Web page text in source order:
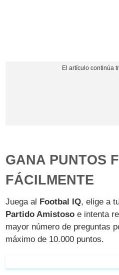
GANA PUNTOS
FÁCILMENTE
Juega al Footbal IQ, elige a
Partido Amistoso e intenta
mayor número de preguntas
máximo de 10.000 puntos.